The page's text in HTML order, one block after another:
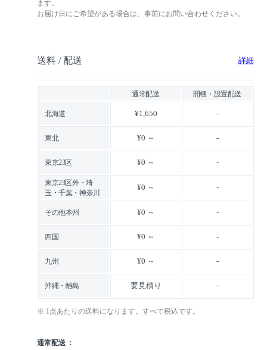
ます。
お届け日にご希望がある場合は、事前にお問い合わせください。
送料 / 配送 詳細
通常配送 開梱・設置配送
北海道 ¥1,650 -
東北 ¥0 ～ -
東京23区 ¥0 ～ -
東京23区外・埼
玉・千葉・神奈川
¥0 ～ -
その他本州 ¥0 ～ -
四国 ¥0 ～ -
九州 ¥0 ～ -
沖縄・離島 要見積り -
※ 1点あたりの送料になります。すべて税込です。
通常配送